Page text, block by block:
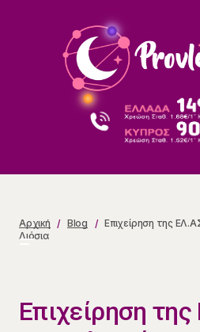
Αρχική Blog
Επιχείρηση της
Λιόσια
Επιχείρηση